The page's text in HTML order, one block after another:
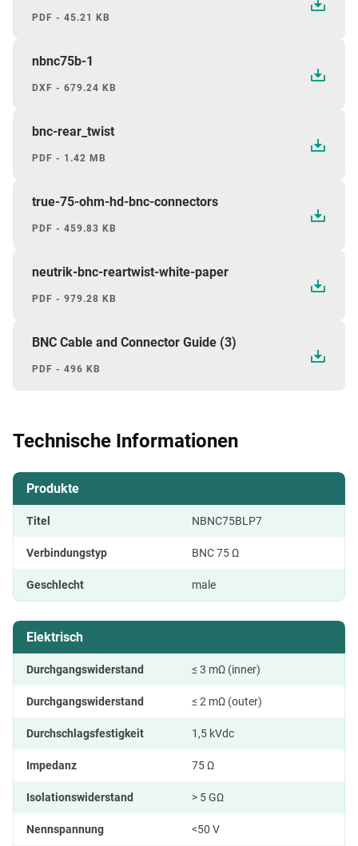
PDF - 45.21 KB
nbnc75b-1
DXF - 679.24 KB
bnc-rear_twist
PDF - 1.42 MB
true-75-ohm-hd-bnc-connectors
PDF - 459.83 KB
neutrik-bnc-reartwist-white-paper
PDF - 979.28 KB
BNC Cable and Connector Guide (3)
PDF - 496 KB
Technische Informationen
Produkte
Titel NBNC75BLP7
Verbindungstyp BNC 75 Ω
Geschlecht male
Elektrisch
Durchgangswiderstand ≤ 3 mΩ (inner)
Durchgangswiderstand ≤ 2 mΩ (outer)
Durchschlagsfestigkeit 1,5 kVdc
Impedanz 75 Ω
Isolationswiderstand > 5 GΩ
Nennspannung <50 V